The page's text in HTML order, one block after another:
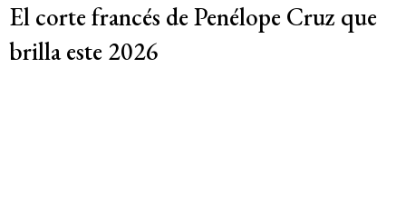
El corte francés de Penélope Cruz que
brilla este 2026